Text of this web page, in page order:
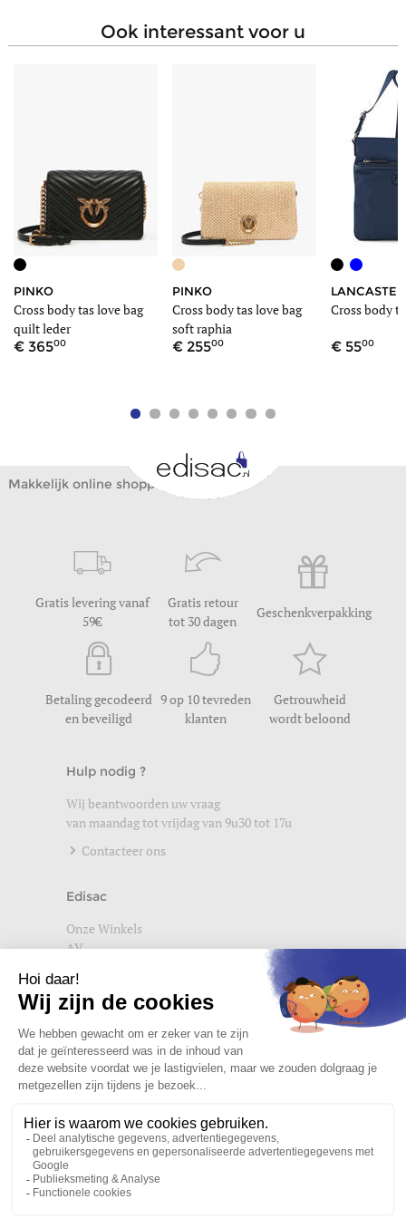
ook interessant voor u
PINKO
Cross body tas love bag
quilt leder
36500
PINKO
Cross body tas love bag
soft raphia
25500
LANCASTER
Cross body
5500
Makkelijk online shoppen
Gratis levering vanaf
59
Gratis retour
tot 30 dagen
Geschenkverpakking
Betaling gecodeerd
en beveiligd
9 op 10 tevreden
klanten
Getrouwheid
wordt beloond
Hulp nodig ?
Wij beantwoorden uw vraag
van maandag tot vrijdag van 9u30 tot 17u
Contacteer ons
Edisac
Onze Winkels
AV
Wettelijke vermeldingen
Privacybeleid
Word lid van de edisac community
Wat onze klanten denken